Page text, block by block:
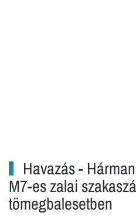
Havazás -
M7-es zalai
tömegbalesetben